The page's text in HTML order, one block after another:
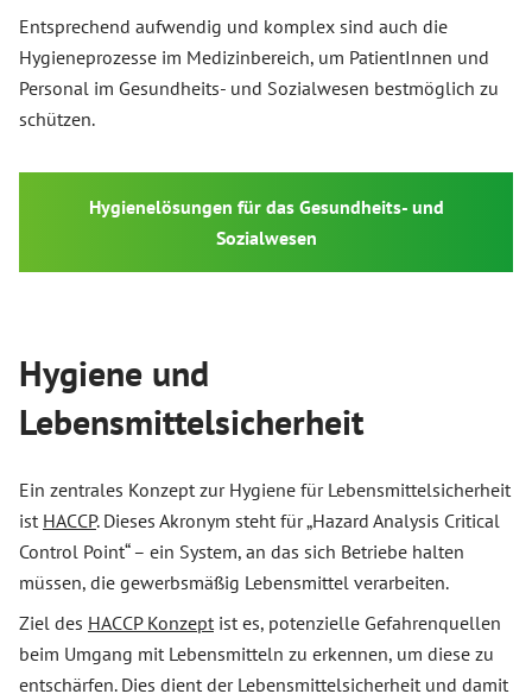
Entsprechend aufwendig und komplex sind auch die
Hygieneprozesse im Medizinbereich, um PatientInnen und
Personal im Gesundheits- und Sozialwesen bestmöglich zu
schützen.
Hygienelösungen für das Gesundheits- und
Sozialwesen
Hygiene und
Lebensmittelsicherheit
Ein zentrales Konzept zur Hygiene für Lebensmittelsicherheit
ist HACCP. Dieses Akronym steht für „Hazard Analysis Critical
Control Point“ – ein System, an das sich Betriebe halten
müssen, die gewerbsmäßig Lebensmittel verarbeiten.
Ziel des HACCP Konzeptist es, potenzielle Gefahrenquellen
beim Umgang mit Lebensmitteln zu erkennen, um diese zu
entschärfen. Dies dient der Lebensmittelsicherheit und damit